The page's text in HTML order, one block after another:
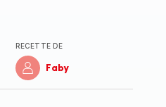
RECETTE DE
Faby